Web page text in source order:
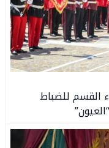
القسم للضباط